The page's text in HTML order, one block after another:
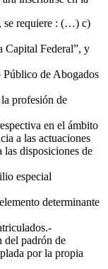
se requiere : (…) c)
Capital Federal”, y
Público de Abogados
profesión de
en el ámbito
a las actuaciones
las disposiciones de
especial
determinante
del padrón de
por la propia